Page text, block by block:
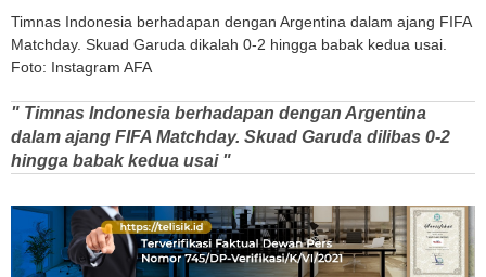
Timnas Indonesia berhadapan dengan Argentina dalam ajang FIFA
Matchday. Skuad Garuda dikalah 0-2 hingga babak kedua usai.
Foto: Instagram AFA
" Timnas Indonesia berhadapan dengan Argentina
dalam ajang FIFA Matchday. Skuad Garuda dilibas 0-2
hingga babak kedua usai "